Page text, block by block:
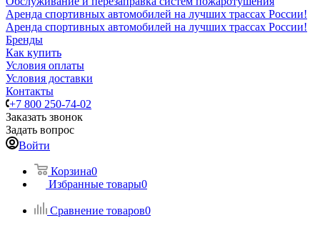
Аренда спортивных автомобилей на лучших трассах России!
Аренда спортивных автомобилей на лучших трассах России!
Бренды
Как купить
Условия оплаты
Условия доставки
Контакты
+7 800 250-74-02
Заказать звонок
Задать вопрос
Войти
Корзина0
Избранные товары0
Сравнение товаров0